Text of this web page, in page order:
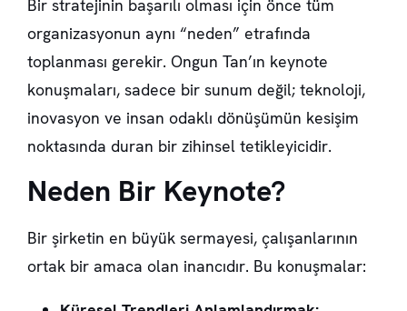
Bir stratejinin başarılı olması için önce tüm
organizasyonun aynı “neden” etrafında
toplanması gerekir. Ongun Tan’ın keynote
konuşmaları, sadece bir sunum değil; teknoloji,
inovasyon ve insan odaklı dönüşümün kesişim
noktasında duran bir zihinsel tetikleyicidir.
Neden Bir Keynote?
Bir şirketin en büyük sermayesi, çalışanlarının
ortak bir amaca olan inancıdır. Bu konuşmalar: